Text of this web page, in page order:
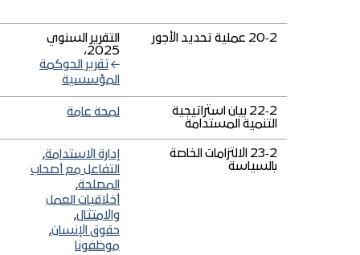
2‑20 عملية تحديد الأجور
التقرير السنوي
2025،
تقرير الحوكمة
المؤسسية
2‑22 بيان استراتيجية
التنمية المستدامة
لمحة عامة
2‑23 الالتزامات الخاصة
بالسياسة
إدارة الاستدامة,
التفاعل مع أصحاب
المصلحة,
أخلاقيات العمل
والامتثال,
حقوق الإنسان,
موظفونا